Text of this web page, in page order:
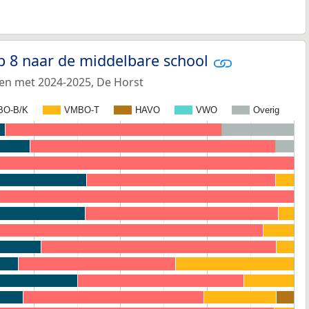
8 naar de middelbare school
met 2024-2025, De Horst
B/K VMBO-T HAVO VWO Overig